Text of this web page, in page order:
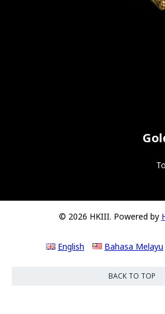
© 2026 HKIII. Powered by
English Bahasa Melayu
BACK TO TOP